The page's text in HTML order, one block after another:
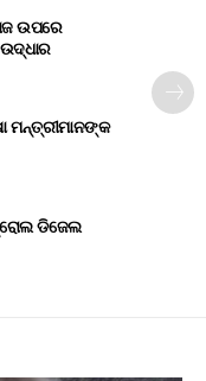
ଉପରେ
ଡିଜେଲ